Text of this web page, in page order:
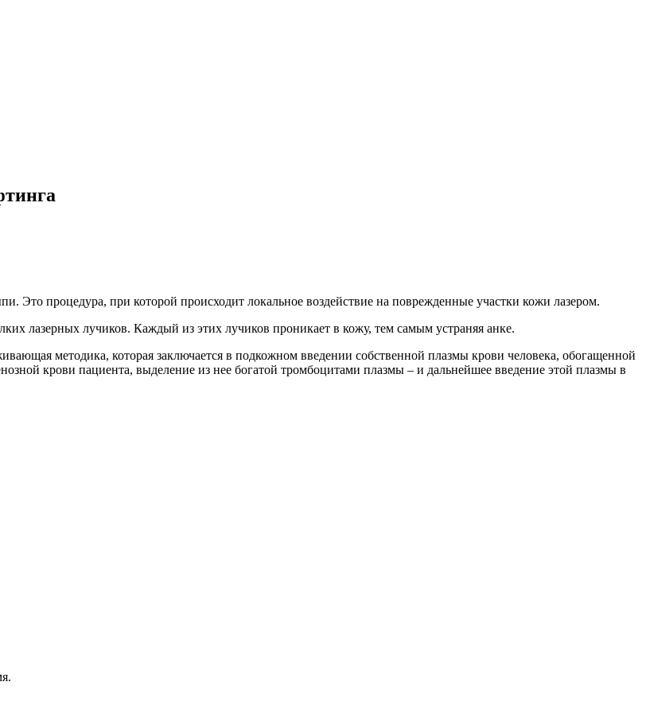
Это процедура, при которой происходит локальное воздействие на поврежденные участки кожи лазером.
лазерных лучиков. Каждый из этих лучиков проникает в кожу, тем самым устраняя анке.
методика, которая заключается в подкожном введении собственной плазмы крови человека, обогащенной
крови пациента, выделение из нее богатой тромбоцитами плазмы – и дальнейшее введение этой плазмы в